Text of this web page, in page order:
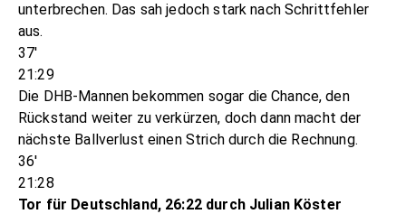
unterbrechen. Das sah jedoch stark nach Schrittfehler
aus.
37'
21:29
Die DHB-Mannen bekommen sogar die Chance, den
Rückstand weiter zu verkürzen, doch dann macht der
nächste Ballverlust einen Strich durch die Rechnung.
36'
21:28
Tor für Deutschland, 26:22 durch Julian Köster